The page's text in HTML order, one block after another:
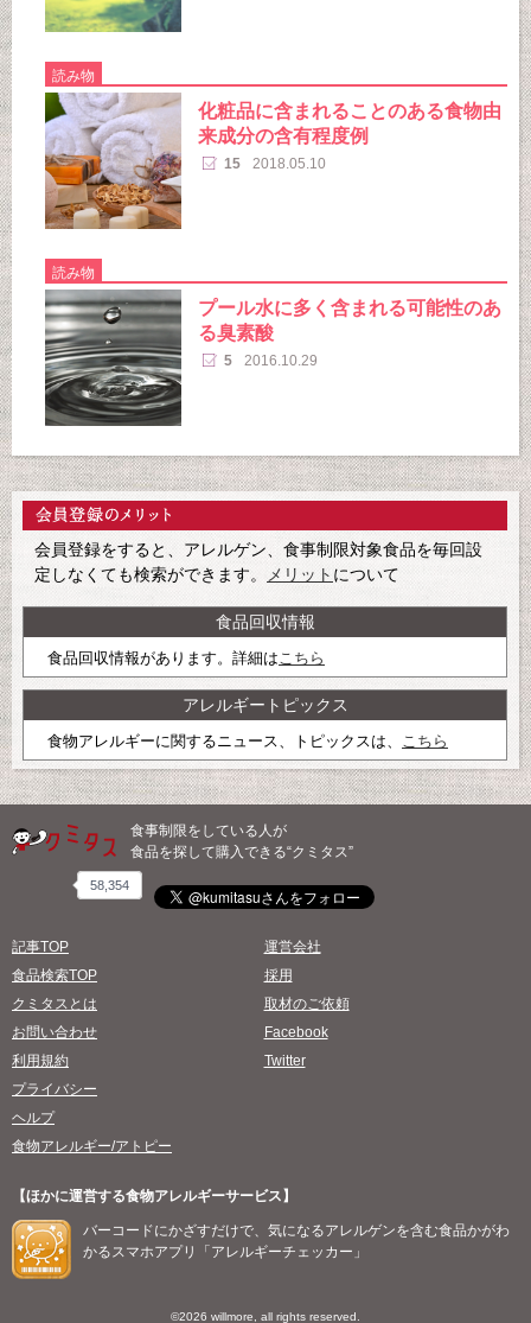
読み物
化粧品に含まれることのある食物由
来成分の含有程度例
15 2018.05.10
読み物
プール水に多く含まれる可能性のあ
る臭素酸
5 2016.10.29
会員登録をすると、アレルゲン、食事制限対象食品を毎回設
定しなくても検索ができます。
メリット について
食品回収情報
食品回収情報があります。詳細はこちら
アレルギートピックス
食物アレルギーに関するニュース、トピックスは、 こちら
食事制限をしている人が
食品を探して購入できる“クミタス”
58,354
©2026 willmore, all rights reserved.
記事TOP
食品検索TOP
クミタスとは
お問い合わせ
利用規約
プライバシー
ヘルプ
食物アレルギー/アトピー
運営会社
採用
取材のご依頼
Facebook
Twitter
【ほかに運営する食物アレルギーサービス】
バーコードにかざすだけで、気になるアレルゲンを含む食品かがわ
かるスマホアプリ「アレルギーチェッカー」